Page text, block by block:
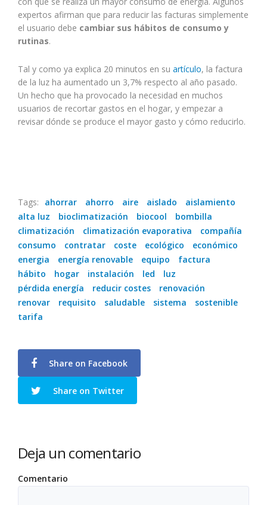
expertos afirman que para reducir las facturas simplemente
el usuario debe cambiar sus hábitos de consumo y
rutinas.
Tal y como ya explica 20 minutos en su artículo, la factura
de la luz ha aumentado un 3,7% respecto al año pasado.
Un hecho que ha provocado la necesidad en muchos
usuarios de recortar gastos en el hogar, y empezar a
revisar dónde se produce el mayor gasto y cómo reducirlo.
Tags: ahorrar ahorro aire aislado
aislamiento
alta luz
bioclimatización biocool
bombilla
climatización
climatización evaporativa
compañía
consumo
contratar coste ecológico
económico
energia
energía renovable equipo
factura
hábito
hogar instalación led
luz
pérdida energía
reducir costes
renovación
renovar
requisito saludable sistema
sostenible
tarifa
Share on Facebook
Share on Twitter
Deja un comentario
Comentario